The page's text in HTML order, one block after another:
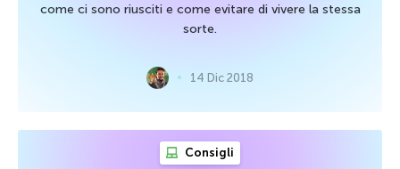
come ci sono riusciti e come evitare di vivere la stessa
sorte.
14 Dic 2018
Consigli